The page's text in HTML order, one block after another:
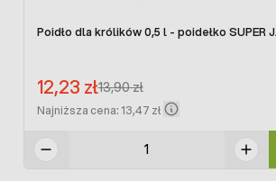
Poidło dla królików 0,5 l - poidełko SUPER
Cena promocyjna:
12,23 złRegular Price:
13,90 zł
Najniższa cena: 13,47 zł